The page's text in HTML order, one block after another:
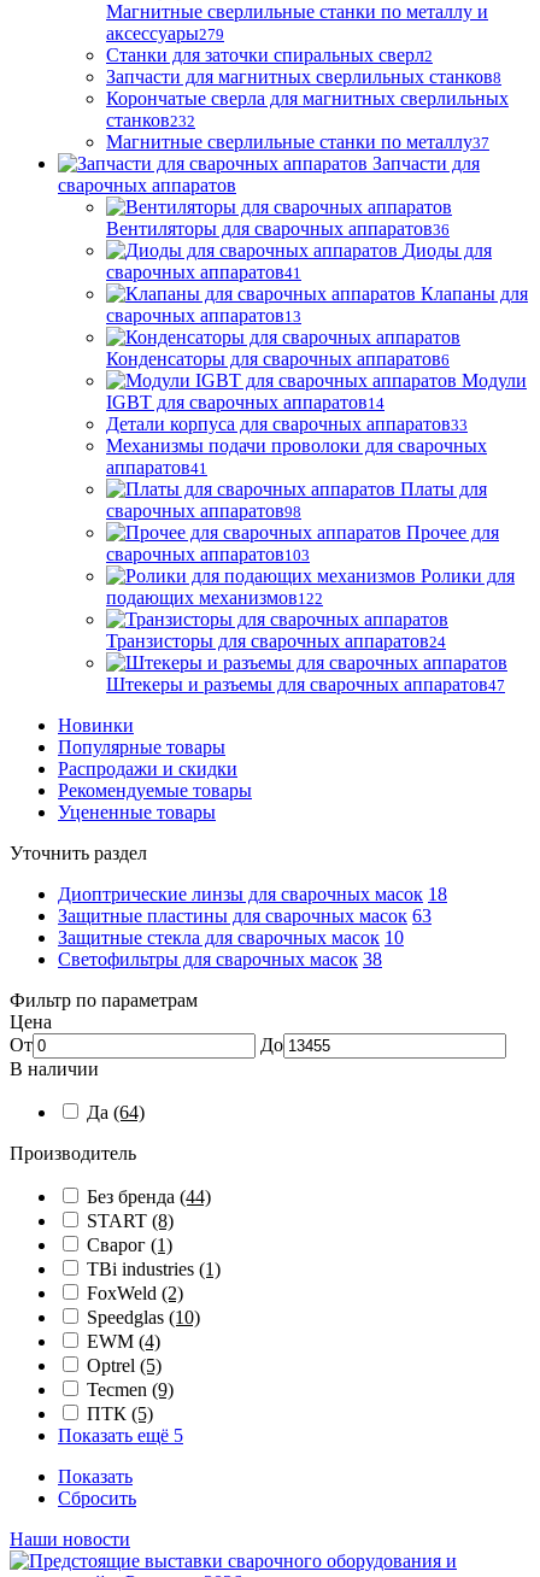
Магнитные сверлильные станки по металлу и
аксессуары279
Станки для заточки спиральных сверл2
Запчасти для магнитных сверлильных станков8
Корончатые сверла для магнитных сверлильных
станков232
Магнитные сверлильные станки по металлу37
Запчасти для
сварочных аппаратов
Вентиляторы для сварочных аппаратов36
Диоды для
сварочных аппаратов41
Клапаны для
сварочных аппаратов13
Конденсаторы для сварочных аппаратов6
Модули
IGBT для сварочных аппаратов14
Детали корпуса для сварочных аппаратов33
Механизмы подачи проволоки для сварочных
аппаратов41
Платы для
сварочных аппаратов98
Прочее для
сварочных аппаратов103
Ролики для
подающих механизмов122
Транзисторы для сварочных аппаратов24
Штекеры и разъемы для сварочных аппаратов47
Новинки
Популярные товары
Распродажи и скидки
Рекомендуемые товары
Уцененные товары
Уточнить раздел
Диоптрические линзы для сварочных масок 18
Защитные пластины для сварочных масок 63
Защитные стекла для сварочных масок 10
Светофильтры для сварочных масок 38
Фильтр по параметрам
Цена
От
До
В наличии
Да (64)
Производитель
Без бренда (44)
START (8)
Сварог (1)
TBi industries (1)
FoxWeld (2)
Speedglas (10)
EWM (4)
Optrel (5)
Tecmen (9)
ПТК (5)
Показать ещё 5
Показать
Сбросить
Наши новости